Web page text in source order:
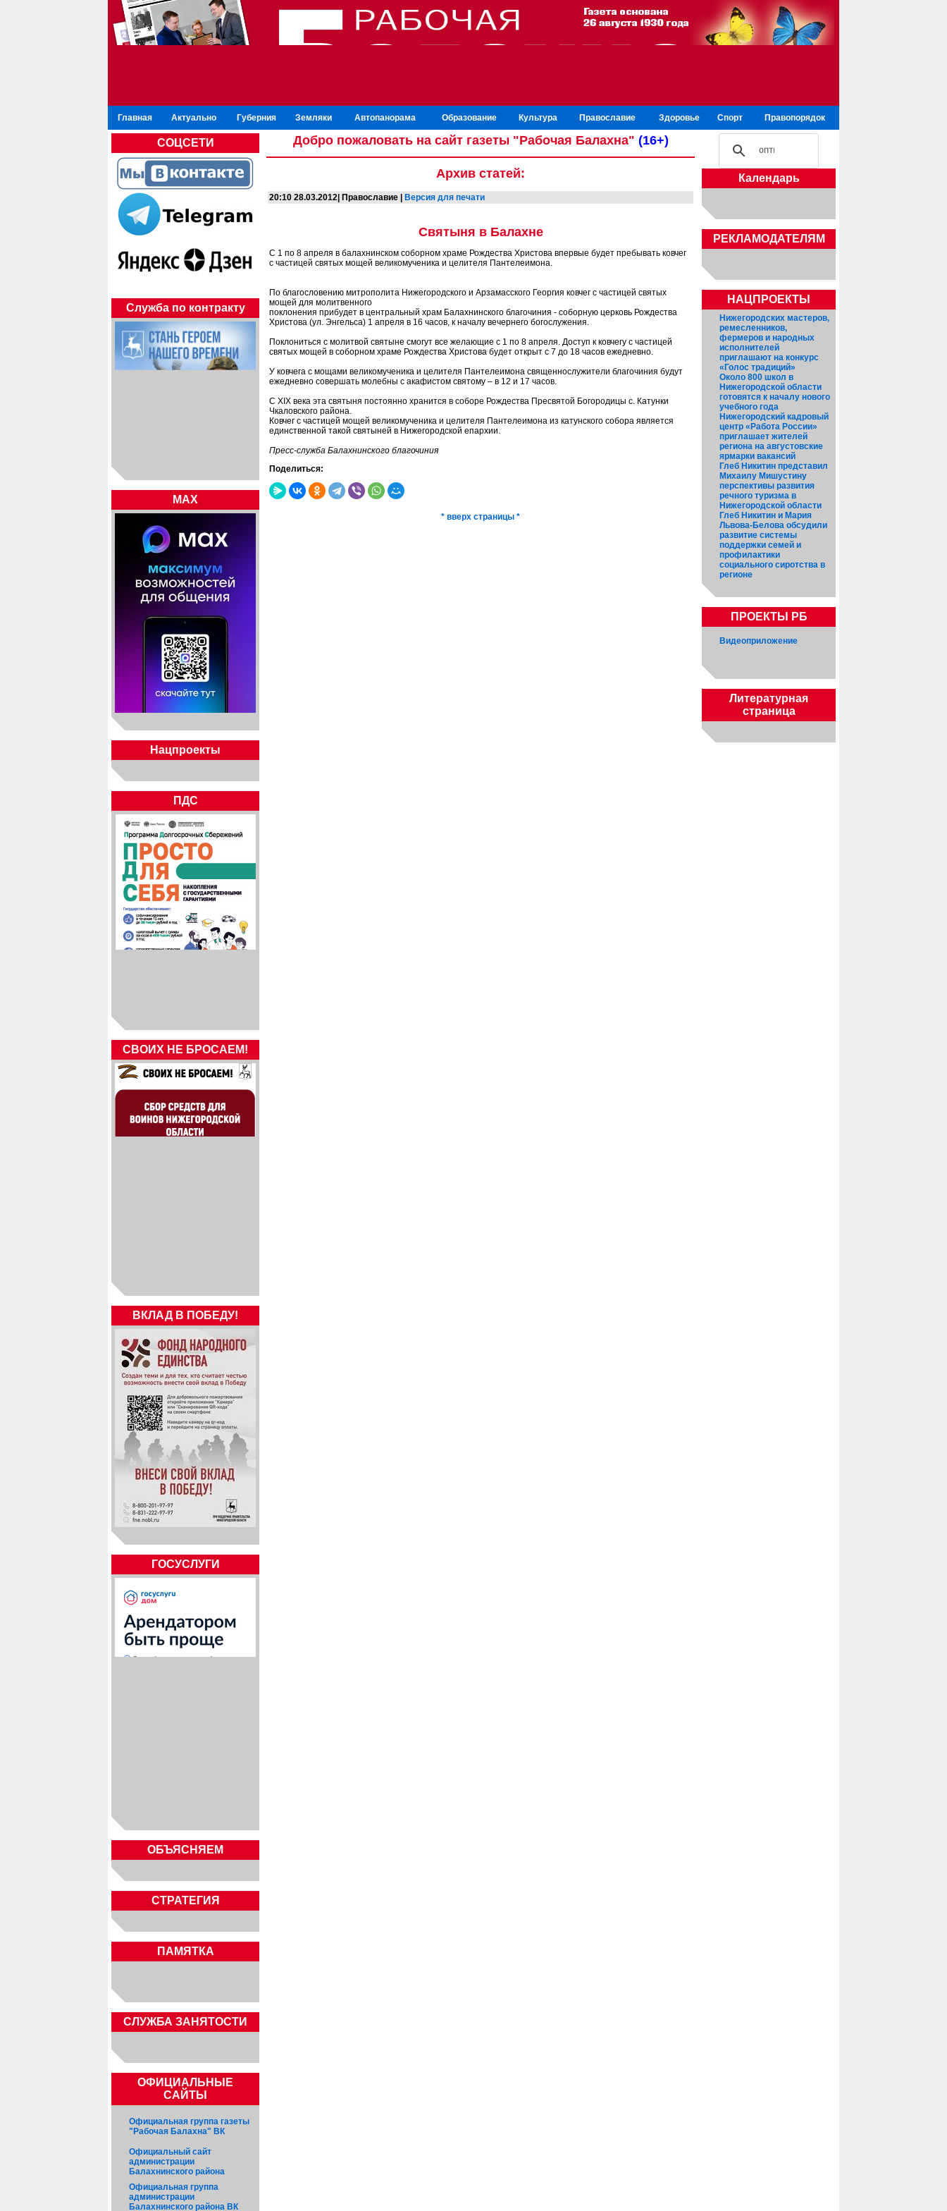
Главная Актуально Губерния Земляки Автопанорама Образование Культура Православие Здоровье Спорт Правопорядок
СОЦСЕТИ
Служба по контракту
MAX
Нацпроекты
ПДС
СВОИХ НЕ БРОСАЕМ!
ВКЛАД В ПОБЕДУ!
ГОСУСЛУГИ
ОБЪЯСНЯЕМ
СТРАТЕГИЯ
ПАМЯТКА
CЛУЖБА ЗАНЯТОСТИ
ОФИЦИАЛЬНЫЕ
САЙТЫ
Официальная группа газеты
"Рабочая Балахна" ВК
Официальный сайт
администрации
Балахнинского района
Официальная группа
администрации
Балахнинского района ВК
Добро пожаловать на сайт газеты "Рабочая Балахна" (16+)
Архив статей:
20:10 28.03.2012| Православие | Версия для печати
Святыня в Балахне
С 1 по 8 апреля в балахнинском соборном храме Рождества Христова впервые будет пребывать ковчег
с частицей святых мощей великомученика и целителя Пантелеимона.
По благословению митрополита Нижегородского и Арзамасского Георгия ковчег с частицей святых
мощей для молитвенного
поклонения прибудет в центральный храм Балахнинского благочиния - соборную церковь Рождества
Христова (ул. Энгельса) 1 апреля в 16 часов, к началу вечернего богослужения.
Поклониться с молитвой святыне смогут все желающие с 1 по 8 апреля. Доступ к ковчегу с частицей
святых мощей в соборном храме Рождества Христова будет открыт с 7 до 18 часов ежедневно.
У ковчега с мощами великомученика и целителя Пантелеимона священнослужители благочиния будут
ежедневно совершать молебны с акафистом святому – в 12 и 17 часов.
С XIX века эта святыня постоянно хранится в соборе Рождества Пресвятой Богородицы с. Катунки
Чкаловского района.
Ковчег с частицей мощей великомученика и целителя Пантелеимона из катунского собора является
единственной такой святыней в Нижегородской епархии.
Пресс-служба Балахнинского благочиния
Поделиться:
* вверх страницы *
Календарь
РЕКЛАМОДАТЕЛЯМ
НАЦПРОЕКТЫ
Нижегородских мастеров,
ремесленников,
фермеров и народных
исполнителей
приглашают на конкурс
«Голос традиций»
Около 800 школ в
Нижегородской области
готовятся к началу нового
учебного года
Нижегородский кадровый
центр «Работа России»
приглашает жителей
региона на августовские
ярмарки вакансий
Глеб Никитин представил
Михаилу Мишустину
перспективы развития
речного туризма в
Нижегородской области
Глеб Никитин и Мария
Львова-Белова обсудили
развитие системы
поддержки семей и
профилактики
социального сиротства в
регионе
ПРОЕКТЫ РБ
Видеоприложение
Литературная
страница